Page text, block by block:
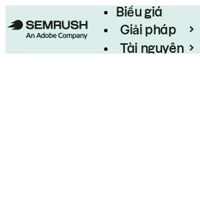
Biểu giá
Giải pháp
Tài nguyên